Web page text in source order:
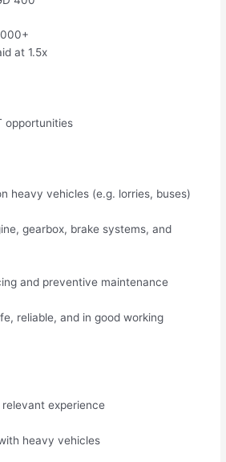
at 1.5x
opportunities
heavy vehicles (e.g. lorries, buses)
gearbox, brake systems, and
and preventive maintenance
reliable, and in good working
experience
heavy vehicles